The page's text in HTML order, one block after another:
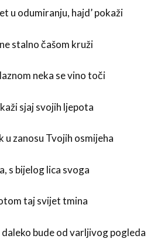
u odumiranju, hajd’ pokaži
stalno čašom kruži
neka se vino toči
sjaj svojih ljepota
u zanosu Tvojih osmijeha
s bijelog lica svoga
taj svijet tmina
bude od varljivog pogleda